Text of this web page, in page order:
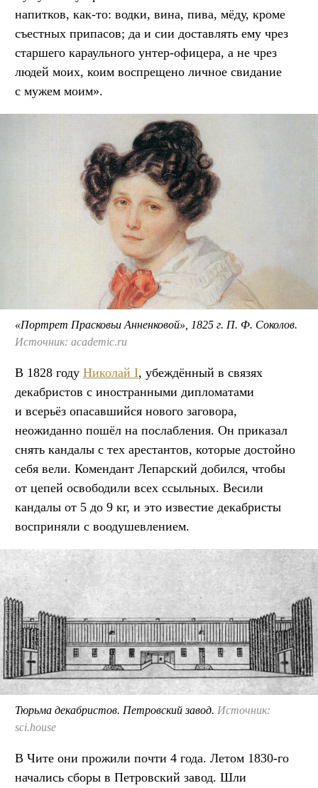
напитков, как-то: водки, вина, пива, мёду, кроме
съестных припасов; да и сии доставлять ему чрез
старшего караульного унтер-офицера, а не чрез
людей моих, коим воспрещено личное свидание
с мужем моим».
«Портрет Прасковьи Анненковой», 1825 г. П. Ф. Соколов.
Источник: academic.ru
В 1828 году Николай I, убеждённый в связях
декабристов с иностранными дипломатами
и всерьёз опасавшийся нового заговора,
неожиданно пошёл на послабления. Он приказал
снять кандалы с тех арестантов, которые достойно
себя вели. Комендант Лепарский добился, чтобы
от цепей освободили всех ссыльных. Весили
кандалы от 5 до 9 кг, и это известие декабристы
восприняли с воодушевлением.
Тюрьма декабристов. Петровский завод. Источник:
sci.house
В Чите они прожили почти 4 года. Летом 1830-го
начались сборы в Петровский завод. Шли